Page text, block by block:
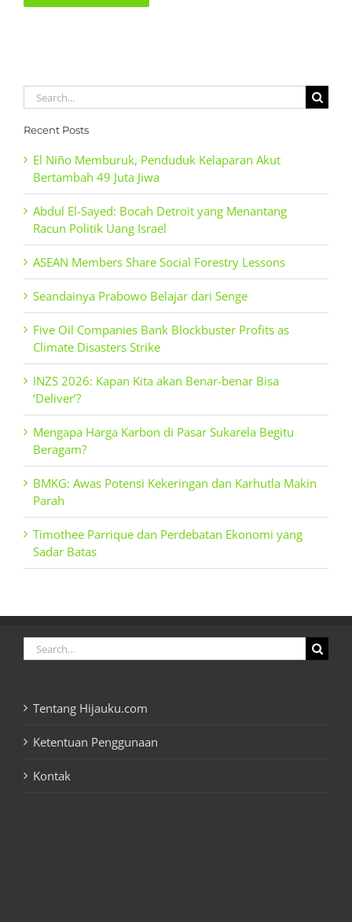
Search
for:
Recent Posts
El Niño Memburuk, Penduduk Kelaparan Akut
Bertambah 49 Juta Jiwa
Abdul El-Sayed: Bocah Detroit yang Menantang
Racun Politik Uang Israel
ASEAN Members Share Social Forestry Lessons
Seandainya Prabowo Belajar dari Senge
Five Oil Companies Bank Blockbuster Profits as
Climate Disasters Strike
INZS 2026: Kapan Kita akan Benar-benar Bisa
‘Deliver’?
Mengapa Harga Karbon di Pasar Sukarela Begitu
Beragam?
BMKG: Awas Potensi Kekeringan dan Karhutla Makin
Parah
Timothee Parrique dan Perdebatan Ekonomi yang
Sadar Batas
Search
for:
Tentang Hijauku.com
Ketentuan Penggunaan
Kontak